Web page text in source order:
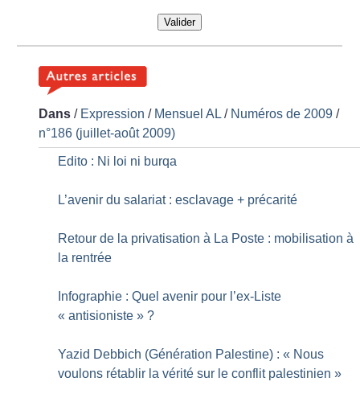
Valider
Dans / Expression / Mensuel AL / Numéros de 2009 /
n°186 (juillet-août 2009)
Edito : Ni loi ni burqa
L’avenir du salariat : esclavage + précarité
Retour de la privatisation à La Poste : mobilisation à
la rentrée
Infographie : Quel avenir pour l’ex-Liste
« antisioniste » ?
Yazid Debbich (Génération Palestine) : « Nous
voulons rétablir la vérité sur le conflit palestinien »